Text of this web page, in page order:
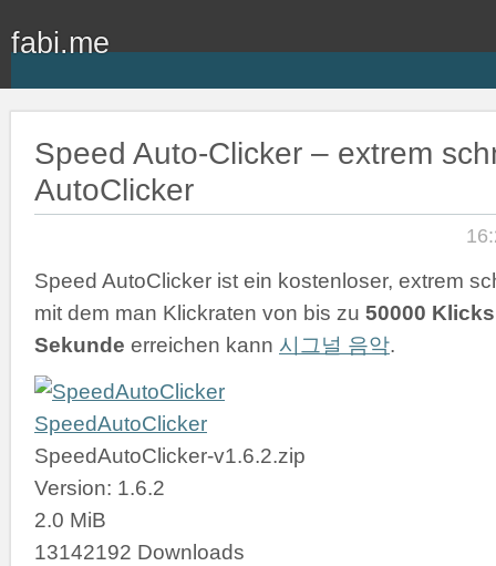
fabi.me
Speed Auto-Clicker – extrem
AutoClicker
Speed AutoClicker ist ein kostenloser, extrem
mit dem man Klickraten von bis zu 50000
Sekunde erreichen kann 시그널 음악.
SpeedAutoClicker
SpeedAutoClicker-v1.6.2.zip
Version: 1.6.2
2.0 MiB
13142192 Downloads